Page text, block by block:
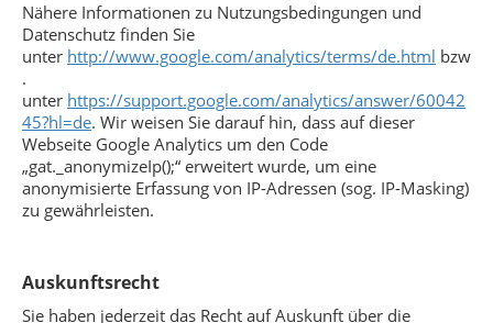
Nähere Informationen zu Nutzungsbedingungen und
Datenschutz finden Sie
unter http://www.google.com/analytics/terms/de.html bzw
.
unter https://support.google.com/analytics/answer/60042
45?hl=de. Wir weisen Sie darauf hin, dass auf dieser
Webseite Google Analytics um den Code
„gat._anonymizeIp();“ erweitert wurde, um eine
anonymisierte Erfassung von IP-Adressen (sog. IP-Masking)
zu gewährleisten.
Auskunftsrecht
Sie haben jederzeit das Recht auf Auskunft über die